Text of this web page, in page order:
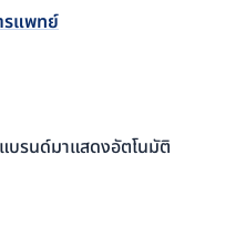
รแพทย์
บรนด์มาแสดงอัตโนมัติ